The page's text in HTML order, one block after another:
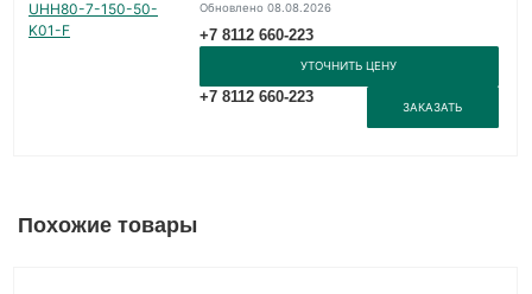
Обновлено 08.08.2026
+7 8112 660-223
УТОЧНИТЬ ЦЕНУ
+7 8112 660-223
ЗАКАЗАТЬ
Похожие товары